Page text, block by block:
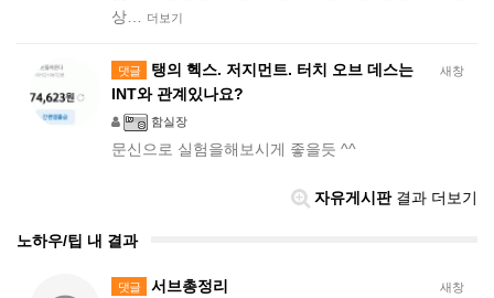
상…
더보기
새창
댓글
탱의 헥스. 저지먼트. 터치 오브 데스는
INT와 관계있나요?
함실장
문신으로 실험을해보시게 좋을듯 ^^
자유게시판결과 더보기
노하우/팁 내 결과
새창
댓글 서브총정리